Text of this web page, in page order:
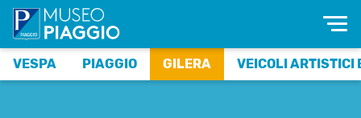
VESPA PIAGGIO GILERA VEICOLI ARTISTICI